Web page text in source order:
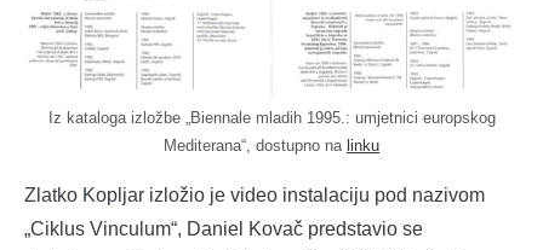
Iz kataloga izložbe „Biennale mladih 1995.: umjetnici europskog
Mediterana“, dostupno na linku
Zlatko Kopljar izložio je video instalaciju pod nazivom
„Ciklus Vinculum“, Daniel Kovač predstavio se